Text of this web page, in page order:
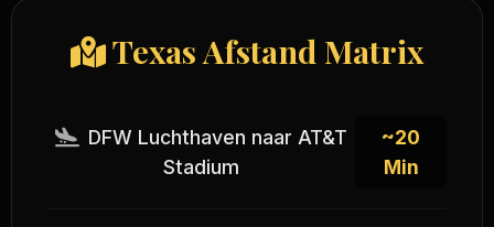
Texas Afstand Matrix
DFW Luchthaven naar AT&T
Stadium
~20
Min